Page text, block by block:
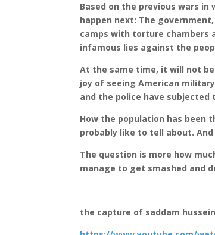
Based on the previous wars
happen next: The
camps with torture chambers
infamous lies against the
At the same time, it will not
joy of seeing American
and the police have
How the population has been
probably like to tell about.
The question is more how
manage to get smashed and
the capture of saddam hussein